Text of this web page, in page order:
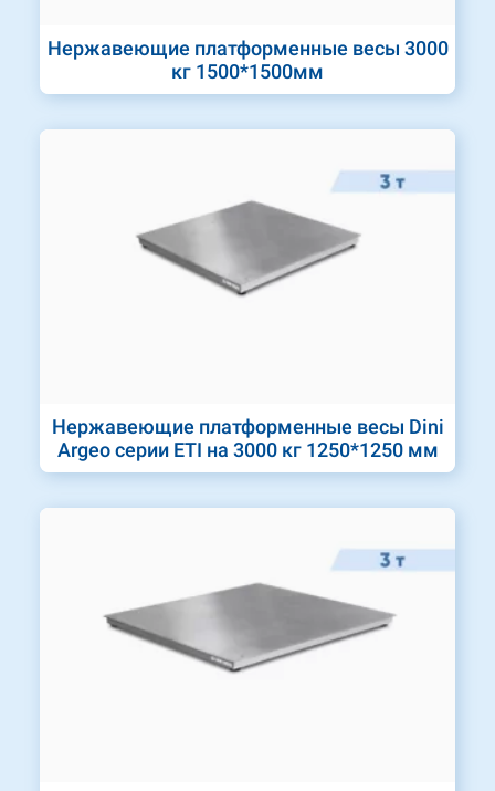
Нержавеющие платформенные весы 3000
кг 1500*1500мм
Нержавеющие платформенные весы Dini
Argeo серии ETI на 3000 кг 1250*1250 мм